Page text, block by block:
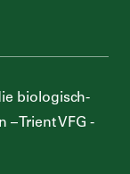
biologisch-
Trient VFG -